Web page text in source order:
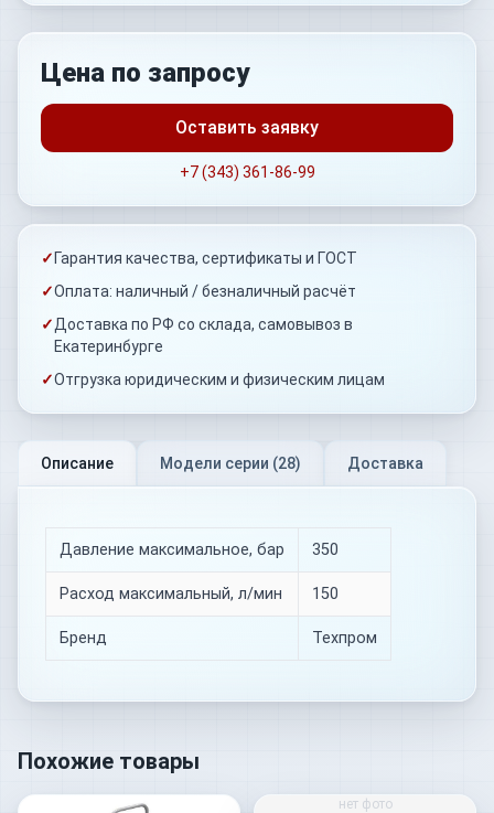
Цена по запросу
Оставить заявку
+7 (343) 361-86-99
✓ Гарантия качества, сертификаты и ГОСТ
✓Оплата: наличный / безналичный расчёт
✓Доставка по РФ со склада, самовывоз в
Екатеринбурге
✓Отгрузка юридическим и физическим лицам
Описание Модели серии (28) Доставка
Давление максимальное, бар 350
Расход максимальный, л/мин 150
Бренд Техпром
Похожие товары
нет фото